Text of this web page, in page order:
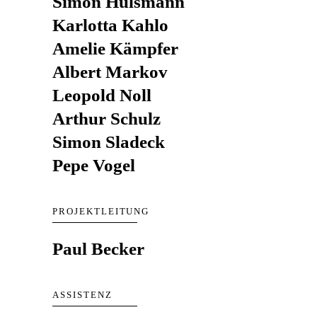
Karlotta Kahlo
Amelie Kämpfer
Albert Markov
Leopold Noll
Arthur Schulz
Simon Sladeck
Pepe Vogel
PROJEKTLEITUNG
Paul Becker
ASSISTENZ